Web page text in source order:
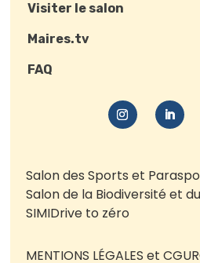
Visiter le salon
Maires.tv
FAQ
Salon des Sports et
Salon de la Biodiversité et
SIMIDrive to zéro
MENTIONS LÉGALES et CGU